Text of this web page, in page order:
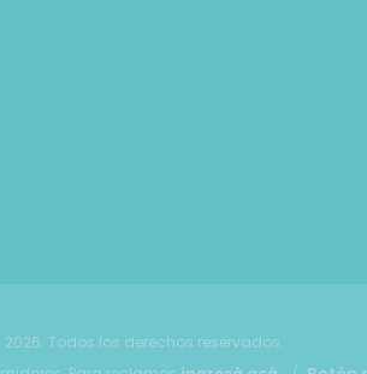
Todos los derechos reservados.